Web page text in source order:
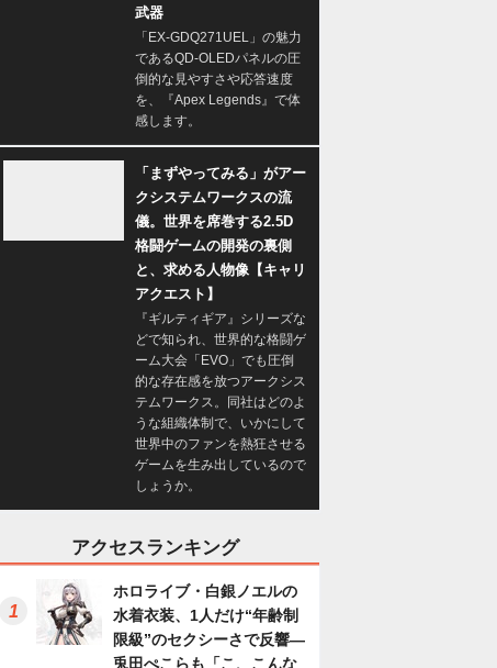
武器
「EX-GDQ271UEL」の魅力
であるQD-OLEDパネルの圧
倒的な見やすさや応答速度
を、『Apex Legends』で体
感します。
「まずやってみる」がアー
クシステムワークスの流
儀。世界を席巻する2.5D
格闘ゲームの開発の裏側
と、求める人物像【キャリ
アクエスト】
『ギルティギア』シリーズな
どで知られ、世界的な格闘ゲ
ーム大会「EVO」でも圧倒
的な存在感を放つアークシス
テムワークス。同社はどのよ
うな組織体制で、いかにして
世界中のファンを熱狂させる
ゲームを生み出しているので
しょうか。
アクセスランキング
ホロライブ・白銀ノエルの
水着衣装、1人だけ“年齢制
限級”のセクシーさで反響―
兎田ぺこらも「こ、こんな